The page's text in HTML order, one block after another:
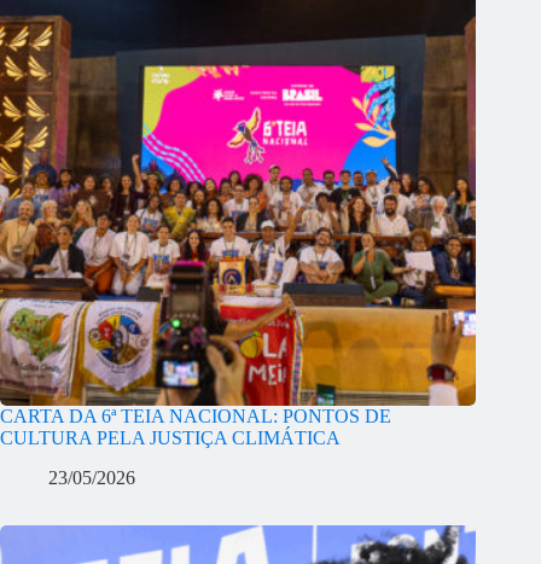
CARTA DA 6ª TEIA NACIONAL: PONTOS DE
CULTURA PELA JUSTIÇA CLIMÁTICA
23/05/2026